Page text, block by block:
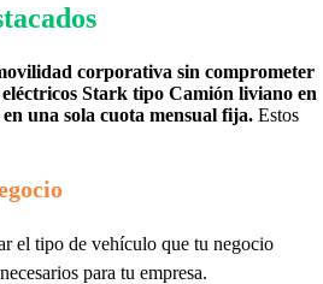
corporativa sin comprometer
Stark tipo Camión liviano en
una sola cuota mensual fija. Estos
el tipo de vehículo que tu negocio
para tu empresa.